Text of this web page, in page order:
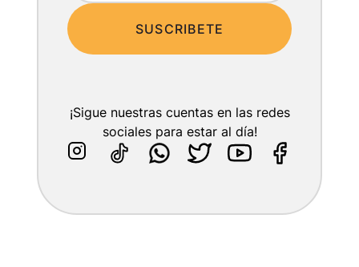
SUSCRIBETE
¡Sigue nuestras cuentas en las redes
sociales para estar al día!